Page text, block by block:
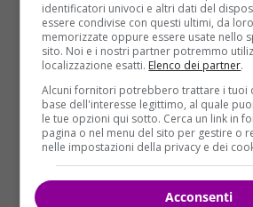
riguarda il ciclo dei rifiuti– ha
la sindaca di Roma –si annidano
gestione dell’indifferenziato.
agendo in discontinuità, insieme
Muraro – ha spiegato -.
privati che lucrano sul ciclo
(la società di racolta dei rifiuti a
proprietaria degli impianti.
privati dal ciclo dei rifiuti, questa è
identificatori univoci e altri dati del
essere condivise con questi ultimi, da
memorizzate oppure essere usate nello
sito. Noi e i nostri partner potremmo
localizzazione esatti. Elenco dei partner.
Alcuni fornitori potrebbero trattare i tuoi
base dell'interesse legittimo, al quale
le tue opzioni qui sotto. Cerca un link in
pagina o nel menu del sito per gestire o
nelle impostazioni della privacy e dei
Acconsenti